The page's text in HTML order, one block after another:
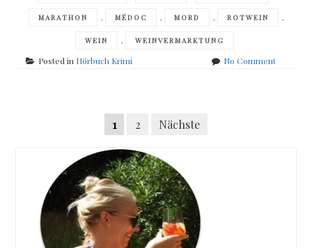
MARATHON , MÉDOC , MORD , ROTWEIN ,
WEIN , WEINVERMARKTUNG
Posted in Hörbuch Krimi No Commenton
navigation
Seitennummerierung
Beiträge
1 2 Nächste